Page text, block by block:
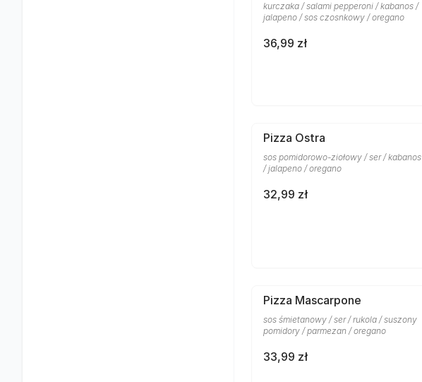
kurczaka / salami pepperoni / kabanos /
jalapeno / sos czosnkowy / oregano
36,99 zł
Pizza Ostra
sos pomidorowo-ziołowy / ser / kabanos
/ jalapeno / oregano
32,99 zł
Pizza Mascarpone
sos śmietanowy / ser / rukola / suszony
pomidory / parmezan / oregano
33,99 zł